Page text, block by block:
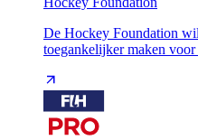
De Hockey Foundation
toegankelijker maken